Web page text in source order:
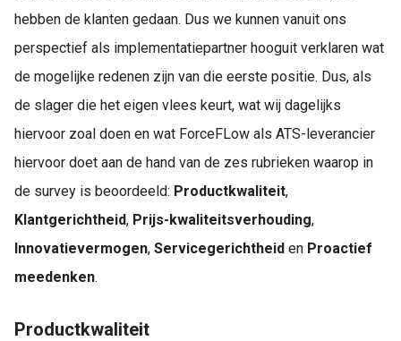
hebben de klanten gedaan. Dus we kunnen vanuit ons
perspectief als implementatiepartner hooguit verklaren wat
de mogelijke redenen zijn van die eerste positie. Dus, als
de slager die het eigen vlees keurt, wat wij dagelijks
hiervoor zoal doen en wat ForceFLow als ATS-leverancier
hiervoor doet aan de hand van de zes rubrieken waarop in
de survey is beoordeeld: Productkwaliteit,
Klantgerichtheid, Prijs-kwaliteitsverhouding,
Innovatievermogen, Servicegerichtheid en Proactief
meedenken.
Productkwaliteit
Hierdoor
website-
van